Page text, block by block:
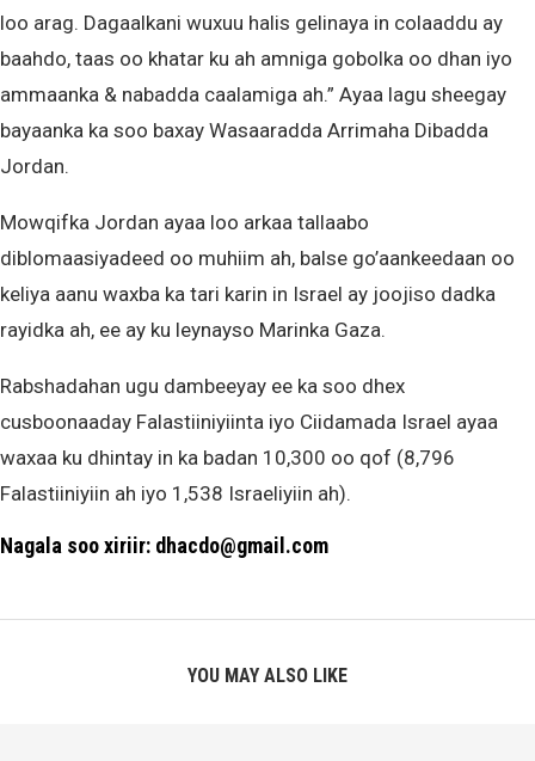
loo arag. Dagaalkani wuxuu halis gelinaya in colaaddu ay
baahdo, taas oo khatar ku ah amniga gobolka oo dhan iyo
ammaanka & nabadda caalamiga ah.” Ayaa lagu sheegay
bayaanka ka soo baxay Wasaaradda Arrimaha Dibadda
Jordan.
Mowqifka Jordan ayaa loo arkaa tallaabo
diblomaasiyadeed oo muhiim ah, balse go’aankeedaan oo
keliya aanu waxba ka tari karin in Israel ay joojiso dadka
rayidka ah, ee ay ku leynayso Marinka Gaza.
Rabshadahan ugu dambeeyay ee ka soo dhex
cusboonaaday Falastiiniyiinta iyo Ciidamada Israel ayaa
waxaa ku dhintay in ka badan 10,300 oo qof (8,796
Falastiiniyiin ah iyo 1,538 Israeliyiin ah).
Nagala soo xiriir: dhacdo@gmail.com
YOU MAY ALSO LIKE